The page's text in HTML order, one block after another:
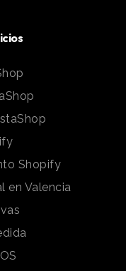
Shopify
en Valencia